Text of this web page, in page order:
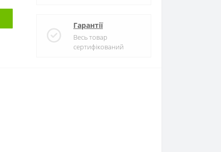
Гарантії
Весь товар
сертифікований